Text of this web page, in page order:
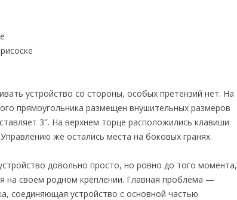
присоске
устройство со стороны, особых претензий нет. На
прямоугольника размещен внушительных размеров
3″. На верхнем торце расположились клавиши
же остались места на боковых гранях.
довольно просто, но ровно до того момента,
на своем родном креплении. Главная проблема —
соединяющая устройство с основной частью